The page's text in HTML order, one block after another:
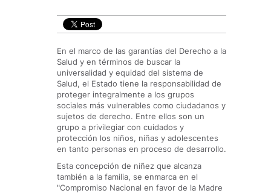
En el marco de las garantías del Derecho a la
Salud y en términos de buscar la
universalidad y equidad del sistema de
Salud, el Estado tiene la responsabilidad de
proteger integralmente a los grupos
sociales más vulnerables como ciudadanos y
sujetos de derecho. Entre ellos son un
grupo a privilegiar con cuidados y
protección los niños, niñas y adolescentes
en tanto personas en proceso de desarrollo.
Esta concepción de niñez que alcanza
también a la familia, se enmarca en el
"Compromiso Nacional en favor de la Madre